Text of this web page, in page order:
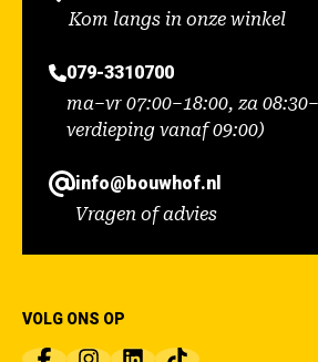
Kom langs in onze winkel
079-3310700
ma–vr 07:00–18:00, za
verdieping vanaf 09:00)
info@bouwhof.nl
Vragen of advies
VOLG ONS OP